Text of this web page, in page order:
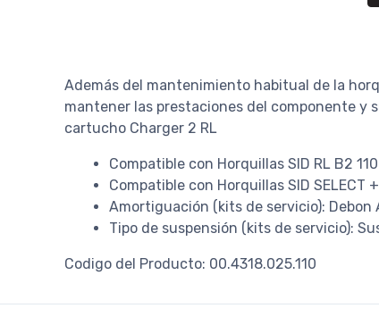
Además del mantenimiento habitual de la
mantener las prestaciones del componente y
cartucho Charger 2 RL
Compatible con Horquillas SID RL B2
Compatible con Horquillas SID SELECT
Amortiguación (kits de servicio): Debon
Tipo de suspensión (kits de servicio):
Codigo del Producto: 00.4318.025.110